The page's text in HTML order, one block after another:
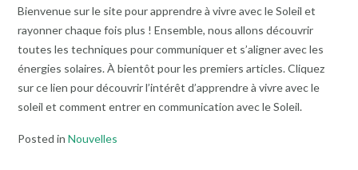
Bienvenue sur le site pour apprendre à vivre avec le Soleil et
rayonner chaque fois plus ! Ensemble, nous allons découvrir
toutes les techniques pour communiquer et s’aligner avec les
énergies solaires. À bientôt pour les premiers articles. Cliquez
sur ce lien pour découvrir l’intérêt d’apprendre à vivre avec le
soleil et comment entrer en communication avec le Soleil.
Posted in Nouvelles